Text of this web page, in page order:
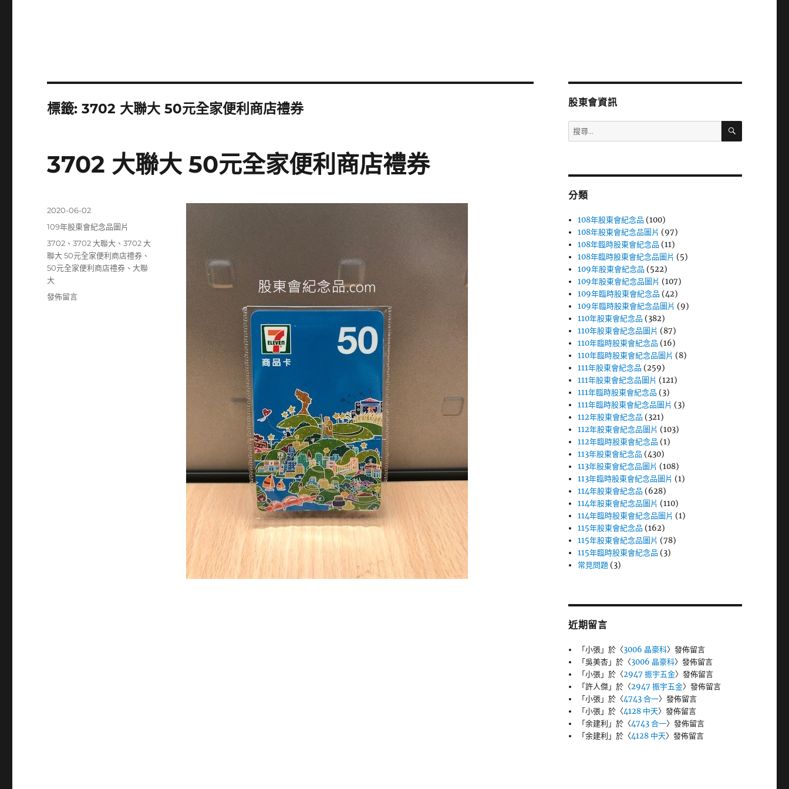
標籤:3702 大聯大 50元全家便利商店禮券
3702 大聯大 50元全家便利商店禮券
發
期:
2020-06-02
分
109年股東會紀念品圖片
標
籤
3702 、3702 大聯大 、3702 大
聯大 50元全家便利商店禮券 、
50元全家便利商店禮券 、大聯
大
在
發佈留言
股東會資訊
搜
尋
字:
搜
分類
108年股東會紀念品 (100)
108年股東會紀念品圖片 (97)
108年臨時股東會紀念品 (11)
108年臨時股東會紀念品圖片 (5)
109年股東會紀念品 (522)
109年股東會紀念品圖片 (107)
109年臨時股東會紀念品 (42)
109年臨時股東會紀念品圖片 (9)
110年股東會紀念品 (382)
110年股東會紀念品圖片 (87)
110年臨時股東會紀念品 (16)
110年臨時股東會紀念品圖片 (8)
111年股東會紀念品 (259)
111年股東會紀念品圖片 (121)
111年臨時股東會紀念品 (3)
111年臨時股東會紀念品圖片 (3)
112年股東會紀念品 (321)
112年股東會紀念品圖片 (103)
112年臨時股東會紀念品 (1)
113年股東會紀念品 (430)
113年股東會紀念品圖片 (108)
113年臨時股東會紀念品圖片 (1)
114年股東會紀念品 (628)
114年股東會紀念品圖片 (110)
114年臨時股東會紀念品圖片 (1)
115年股東會紀念品 (162)
115年股東會紀念品圖片 (78)
115年臨時股東會紀念品 (3)
常見問題 (3)
近期留言
「小張」於〈3006 晶豪科〉發佈留言
「吳美杏」於〈3006 晶豪科〉發佈留言
「小張」於〈2947 振宇五金〉發佈留言
「許人傑」於〈2947 振宇五金〉發佈留言
「小張」於〈4743 合一〉發佈留言
「小張」於〈4128 中天〉發佈留言
「余建利 」於〈4743 合一〉發佈留言
「余建利 」於〈4128 中天〉發佈留言